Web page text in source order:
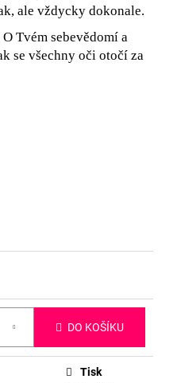
ale vždycky dokonale.
Tvém sebevědomí a
se všechny oči otočí za
DO KOŠÍKU
Tisk